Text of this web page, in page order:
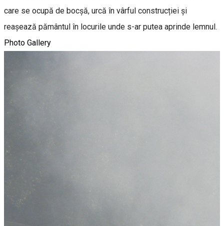
care se ocupă de bocșă, urcă în vârful construcției și
reașează pământul în locurile unde s-ar putea aprinde lemnul.
Photo Gallery